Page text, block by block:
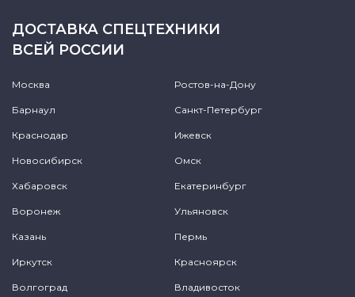
ДОСТАВКА СПЕЦТЕХНИКИ
ВСЕЙ РОССИИ
Москва Ростов-на-Дону
Барнаул Санкт-Петербург
Краснодар Ижевск
Новосибирск Омск
Хабаровск Екатеринбург
Воронеж Ульяновск
Казань Пермь
Иркутск Красноярск
Волгоград Владивосток